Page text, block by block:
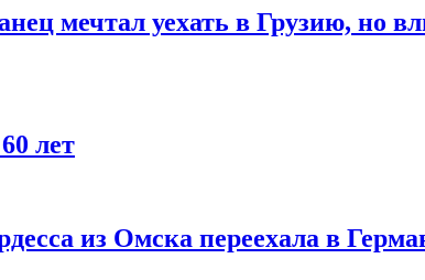
мечтал уехать в Грузию, но
лет
из Омска переехала в